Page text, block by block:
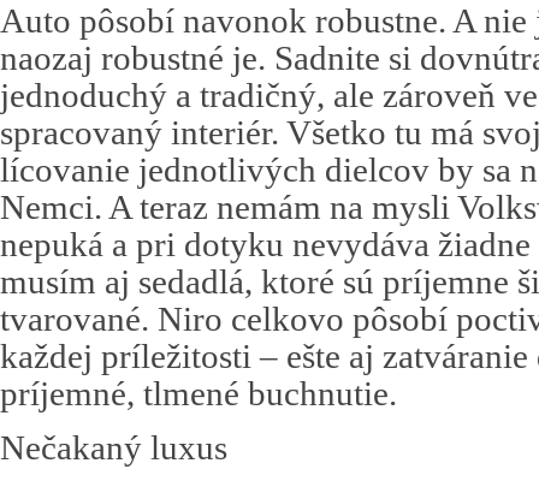
Auto pôsobí navonok robustne. A
naozaj robustné je. Sadnite si
jednoduchý a tradičný, ale zároveň
spracovaný interiér. Všetko tu má
lícovanie jednotlivých dielcov by sa
Nemci. A teraz nemám na mysli
nepuká a pri dotyku nevydáva
musím aj sedadlá, ktoré sú príjemne
tvarované. Niro celkovo pôsobí
každej príležitosti – ešte aj
príjemné, tlmené buchnutie.
Nečakaný luxus